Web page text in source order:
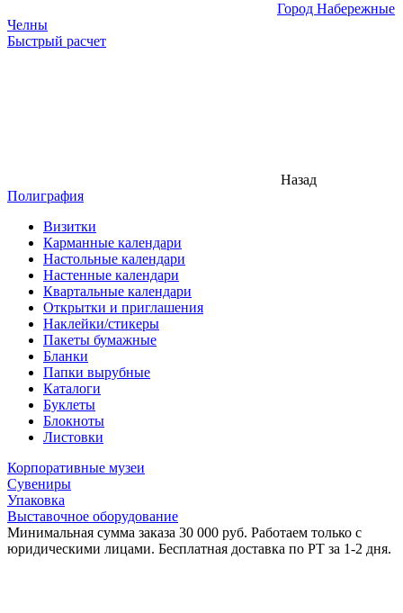
Город Набережные
Челны
Быстрый расчет
Назад
Полиграфия
Визитки
Карманные календари
Настольные календари
Настенные календари
Квартальные календари
Открытки и приглашения
Наклейки/стикеры
Пакеты бумажные
Бланки
Папки вырубные
Каталоги
Буклеты
Блокноты
Листовки
Корпоративные музеи
Сувениры
Упаковка
Выставочное оборудование
Минимальная сумма заказа 30 000 руб. Работаем только с
юридическими лицами. Бесплатная доставка по РТ за 1-2 дня.